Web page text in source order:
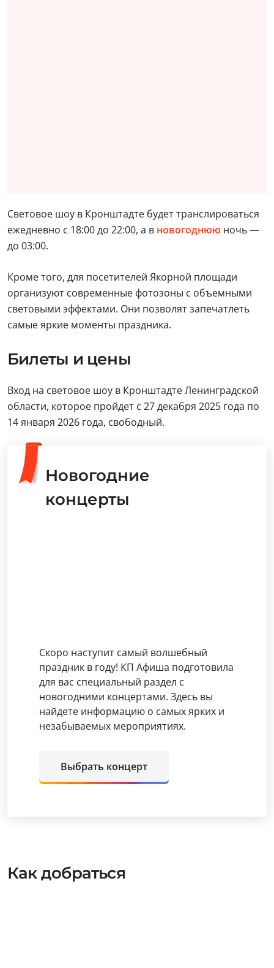
Световое шоу в Кронштадте будет транслироваться
ежедневно с 18:00 до 22:00, а в новогоднюю ночь —
до 03:00.
Кроме того, для посетителей Якорной площади
организуют современные фотозоны с объемными
световыми эффектами. Они позволят запечатлеть
самые яркие моменты праздника.
Билеты и цены
Вход на световое шоу в Кронштадте Ленинградской
области, которое пройдет с 27 декабря 2025 года по
14 января 2026 года, свободный.
Новогодние
концерты
Скоро наступит самый волшебный
праздник в году! КП Афиша подготовила
для вас специальный раздел с
новогодними концертами. Здесь вы
найдете информацию о самых ярких и
незабываемых мероприятиях.
Выбрать концерт
Как добраться